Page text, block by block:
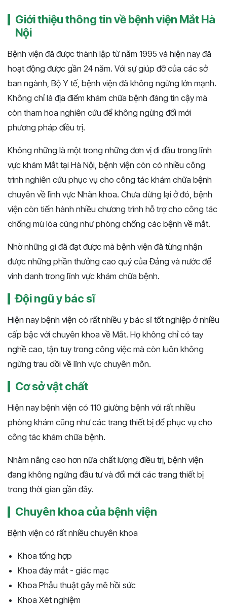
Giới thiệu thông tin về bệnh viện Mắt Hà
Nội
Bệnh viện đã được thành lập từ năm 1995 và hiện nay đã
hoạt động được gần 24 năm. Với sự giúp đỡ của các sở
ban ngành, Bộ Y tế, bệnh viện đã không ngừng lớn mạnh.
Không chỉ là địa điểm khám chữa bệnh đáng tin cậy mà
còn tham hoa nghiên cứu để không ngừng đổi mới
phương pháp điều trị.
Không những là một trong những đơn vị đi đầu trong lĩnh
vực khám Mắt tại Hà Nội, bệnh viện còn có nhiều công
trình nghiên cứu phục vụ cho công tác khám chữa bệnh
chuyên về lĩnh vực Nhãn khoa. Chưa dừng lại ở đó, bệnh
viện còn tiến hành nhiều chương trình hỗ trợ cho công tác
chống mù lòa cũng như phòng chống các bệnh về mắt.
Nhờ những gì đã đạt được mà bệnh viện đã từng nhận
được những phần thưởng cao quý của Đảng và nước để
vinh danh trong lĩnh vực khám chữa bệnh.
Đội ngũ y bác sĩ
Hiện nay bệnh viện có rất nhiều y bác sĩ tốt nghiệp ở nhiều
cấp bậc với chuyên khoa về Mắt. Họ không chỉ có tay
nghề cao, tận tuy trong công việc mà còn luôn không
ngừng trau dồi về lĩnh vực chuyên môn.
Cơ sở vật chất
Hiện nay bệnh viện có 110 giường bệnh với rất nhiều
phòng khám cũng như các trang thiết bị để phục vụ cho
công tác khám chữa bệnh.
Nhằm nâng cao hơn nữa chất lượng điều trị, bệnh viện
đang không ngừng đầu tư và đổi mới các trang thiết bị
trong thời gian gần đây.
Chuyên khoa của bệnh viện
Bệnh viện có rất nhiều chuyên khoa
Khoa tổng hợp
Khoa đáy mắt - giác mạc
Khoa Phẫu thuật gây mê hồi sức
Khoa Xét nghiệm